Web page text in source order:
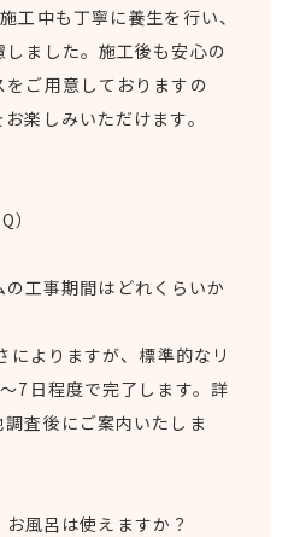
工中も丁寧に養生を行い、
ました。施工後も安心の
ご用意しておりますの
楽しみいただけます。
）
工事期間はどれくらいか
によりますが、標準的なリ
7日程度で完了します。詳
査後にご案内いたしま
風呂は使えますか？